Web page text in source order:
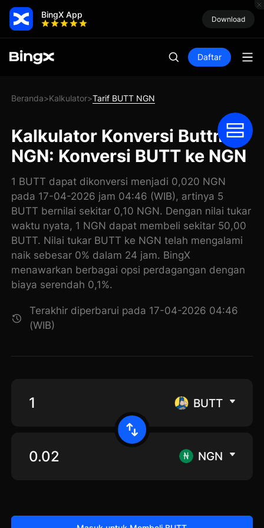
BingX App Download
Daftar
Beranda>Kalkulator>Tarif BUTT NGN
Kalkulator Konversi Buttman
NGN: Konversi BUTT ke NGN
1 BUTT dapat dikonversi menjadi 0,020 NGN
pada 17-04-2026 jam 04:46 (WIB), artinya 5
BUTT bernilai sekitar 0,10 NGN. Dengan nilai tukar
waktu nyata, 1 NGN dapat membeli sekitar 50,00
BUTT. Nilai tukar BUTT ke NGN telah mengalami
naik sebesar 0% dalam 24 jam. BingX
menawarkan berbagai opsi perdagangan dengan
biaya serendah 0,1%.
Terakhir diperbarui pada 17-04-2026 04:46
(WIB)
BUTT
NGN